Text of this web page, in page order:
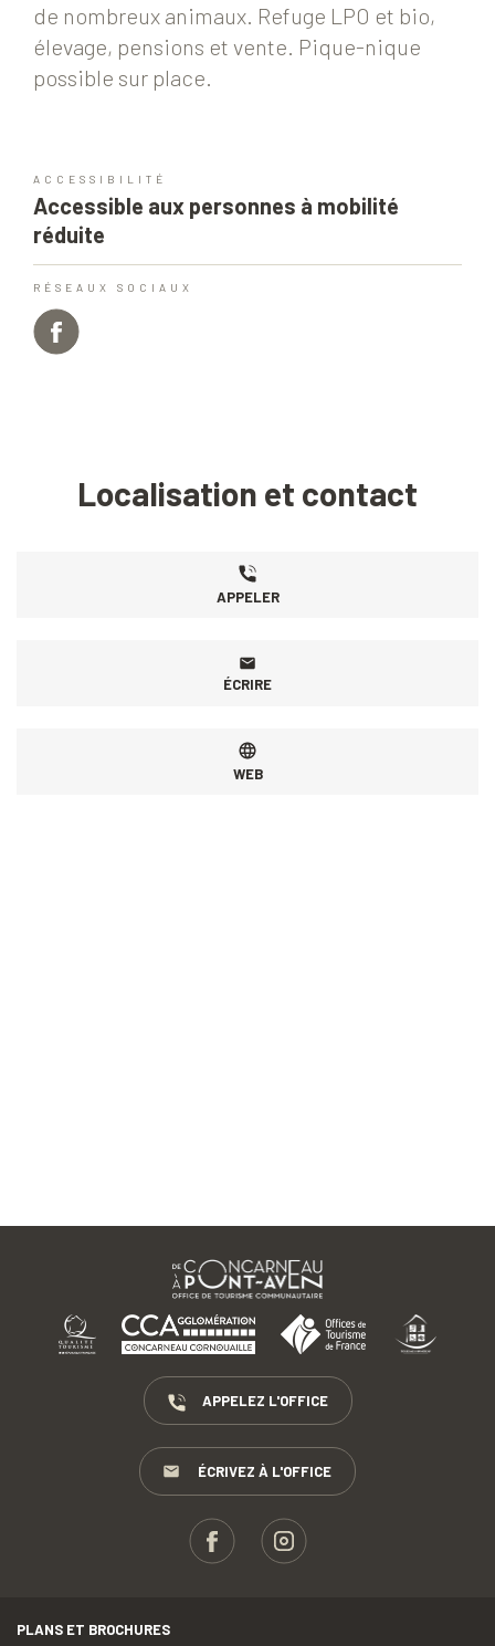
de nombreux animaux. Refuge LPO et bio,
élevage, pensions et vente. Pique-nique
possible sur place.
ACCESSIBILITÉ
Accessible aux personnes à mobilité
réduite
RÉSEAUX SOCIAUX
Localisation et contact
APPELER
ÉCRIRE
WEB
APPELEZ L'OFFICE
ÉCRIVEZ À L'OFFICE
PLANS ET BROCHURES